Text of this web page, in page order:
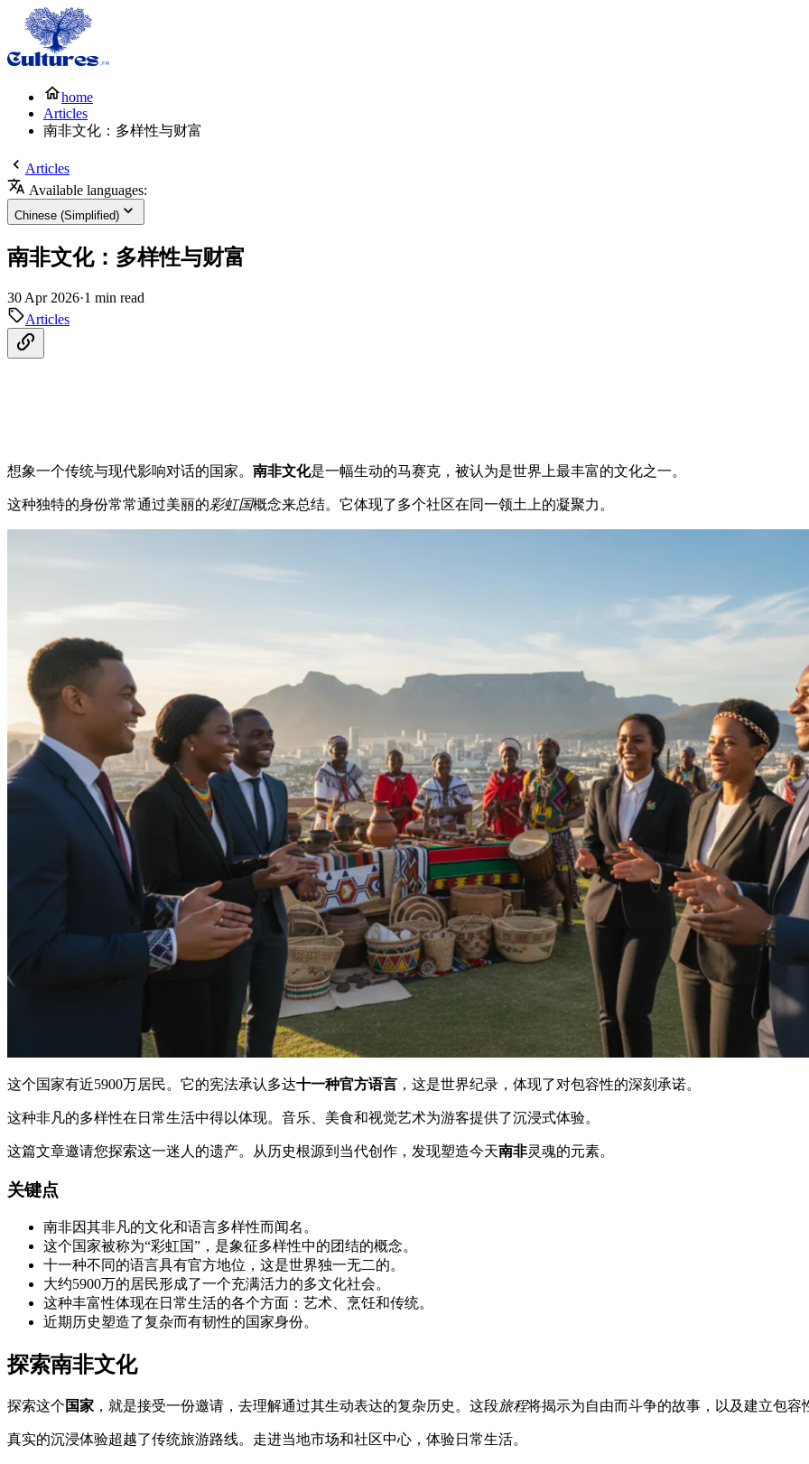
home
Articles
南非文化：多样性与财富
Articles
Available languages:
Chinese (Simplified)
南非文化：多样性与财富
30 Apr 2026·1 min read
Articles
想象一个传统与现代影响对话的国家。 南非文化是一幅生动的马赛克，被认为是世界上最丰富的文化之一。
这种独特的身份常常通过美丽的彩虹国概念来总结。它体现了多个社区在同一领土上的凝聚力。
这个国家有近5900万居民。它的宪法承认多达十一种官方语言 ，这是世界纪录，体现了对包容性的深刻承诺。
这种非凡的多样性在日常生活中得以体现。音乐、美食和视觉艺术为游客提供了沉浸式体验。
这篇文章邀请您探索这一迷人的遗产。从历史根源到当代创作，发现塑造今天南非灵魂的元素。
关键点
南非因其非凡的文化和语言多样性而闻名。
这个国家被称为“彩虹国”，是象征多样性中的团结的概念。
十一种不同的语言具有官方地位，这是世界独一无二的。
大约5900万的居民形成了一个充满活力的多文化社会。
这种丰富性体现在日常生活的各个方面：艺术、烹饪和传统。
近期历史塑造了复杂而有韧性的国家身份。
探索南非文化
探索这个 国家 ，就是接受一份邀请，去理解通过其生动表达的复杂历史。这段旅程将揭示为自由而斗争的故事，以及建立包容
真实的沉浸体验超越了传统旅游路线。走进当地市场和社区中心，体验日常生活。